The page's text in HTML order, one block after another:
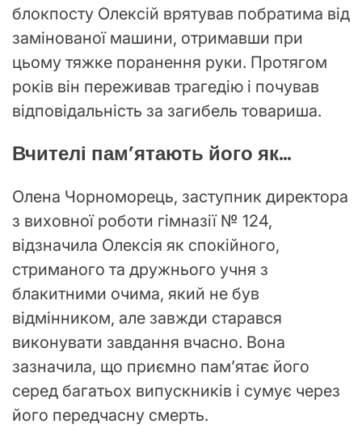
блокпосту Олексій врятував побратима від
замінованої машини, отримавши при
цьому тяжке поранення руки. Протягом
років він переживав трагедію і почував
відповідальність за загибель товариша.
Вчителі пам’ятають його як…
Олена Чорноморець, заступник директора
з виховної роботи гімназії № 124,
відзначила Олексія як спокійного,
стриманого та дружнього учня з
блакитними очима, який не був
відмінником, але завжди старався
виконувати завдання вчасно. Вона
зазначила, що приємно пам’ятає його
серед багатьох випускників і сумує через
його передчасну смерть.